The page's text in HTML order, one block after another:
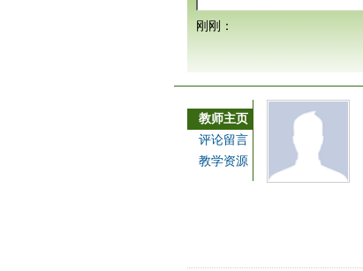
刚刚：
教师主页
评论留言
教学资源